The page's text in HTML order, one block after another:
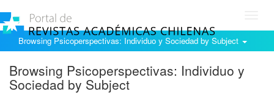
Browsing Psicoperspectivas: Individuo y Sociedad by Subject
Browsing Psicoperspectivas: Individuo y
Sociedad by Subject